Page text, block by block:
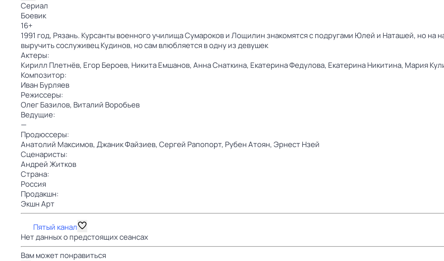
Сериал
Боевик
16+
1991 год, Рязань. Курсанты военного училища Сумароков и Лощилин знакомятся с подругами Юлей и Наташей, но на
выручить сослуживец Кудинов, но сам влюбляется в одну из девушек
Актеры:
Кирилл Плетнёв, Егор Бероев, Никита Емшанов,Анна Снаткина, Екатерина Федулова, Екатерина Никитина, Мария
Композитор:
Иван Бурляев
Режиссеры:
Олег Базилов, Виталий Воробьев
Ведущие:
—
Продюссеры:
Анатолий Максимов,Джаник Файзиев,Сергей Рапопорт, Рубен Атоян,Эрнест Нзей
Сценаристы:
Андрей Житков
Страна:
Россия
Продакшн:
Экшн Арт
Пятый канал
Нет данных о предстоящих сеансах
Вам может понравиться